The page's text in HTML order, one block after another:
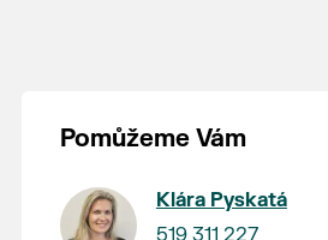
Pomůžeme Vám
Klára Pyskatá
519 311 227